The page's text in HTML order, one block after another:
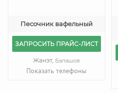
Песочник вафельный
ЗАПРОСИТЬ ПРАЙС-ЛИСТ
Жанэт, Балашов
Показать телефоны